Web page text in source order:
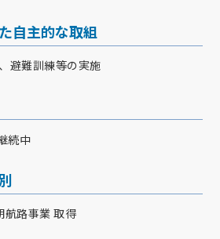
自主的な取組
避難訓練等の実施
続中
航路事業 取得